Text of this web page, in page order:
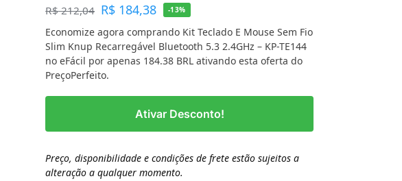
R$212,04 R$ 184,38 -13%
Economize agora comprando Kit Teclado E Mouse Sem Fio
Slim Knup Recarregável Bluetooth 5.3 2.4GHz – KP-TE144
no eFácil por apenas 184.38 BRL ativando esta oferta do
PreçoPerfeito.
Ativar Desconto!
Preço, disponibilidade e condições de frete estão sujeitos a
alteração a qualquer momento.